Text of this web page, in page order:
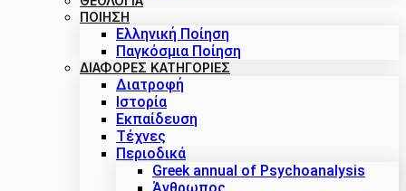
ΠΟΙΗΣΗ
Ελληνική Ποίηση
Παγκόσμια Ποίηση
ΔΙΑΦΟΡΕΣ ΚΑΤΗΓΟΡΙΕΣ
Διατροφή
Ιστορία
Εκπαίδευση
Τέχνες
Περιοδικά
Greek annual of Psychoanalysis
Άνθρωπος